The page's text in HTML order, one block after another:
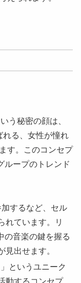
う秘密の顔は、
れる、女性が憧れ
す。このコンセプ
ループのトレンド
するなど、セル
れています。リ
の音楽の鍵を握る
見出せます。
というユニーク
動するコンセプ